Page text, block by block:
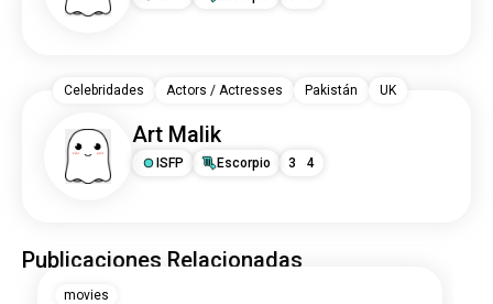
Art Malik
ISFP Escorpio 3 4
Celebridades Actors / Actresses Pakistán UK
Publicaciones Relacionadas
movies